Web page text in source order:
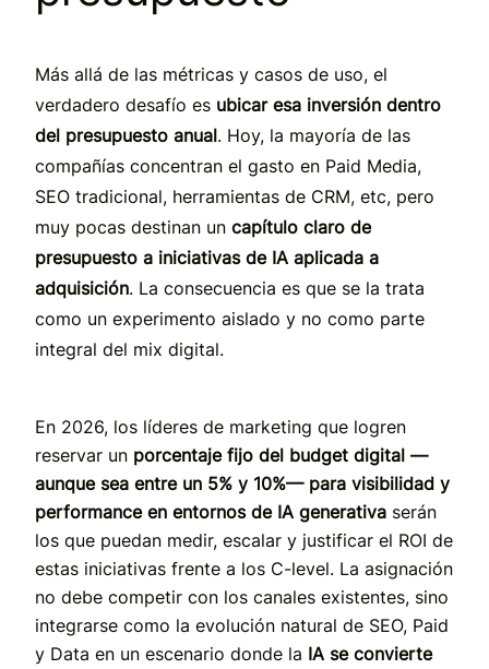
Más allá de las métricas y casos de uso, el
verdadero desafío es ubicar esa inversión dentro
del presupuesto anual. Hoy, la mayoría de las
compañías concentran el gasto en Paid Media,
SEO tradicional, herramientas de CRM, etc, pero
muy pocas destinan un capítulo claro de
presupuesto a iniciativas de IA aplicada a
adquisición. La consecuencia es que se la trata
como un experimento aislado y no como parte
integral del mix digital.
En 2026, los líderes de marketing que logren
reservar un porcentaje fijo del budget digital —
aunque sea entre un 5% y 10%— para visibilidad y
performance en entornos de IA generativa serán
los que puedan medir, escalar y justificar el ROI de
estas iniciativas frente a los C-level. La asignación
no debe competir con los canales existentes, sino
integrarse como la evolución natural de SEO, Paid
y Data en un escenario donde la IA se convierte